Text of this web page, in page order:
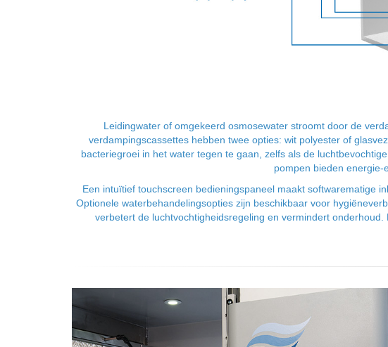
Leidingwater of omgekeerd osmosewater stroomt door de
verdampingscassettes hebben twee opties: wit polyester of
bacteriegroei in het water tegen te gaan, zelfs als de
pompen bieden energie-
Een intuïtief touchscreen bedieningspaneel maakt softwarematige
Optionele waterbehandelingsopties zijn beschikbaar voor
verbetert de luchtvochtigheidsregeling en vermindert